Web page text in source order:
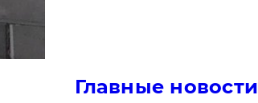
Главные новости